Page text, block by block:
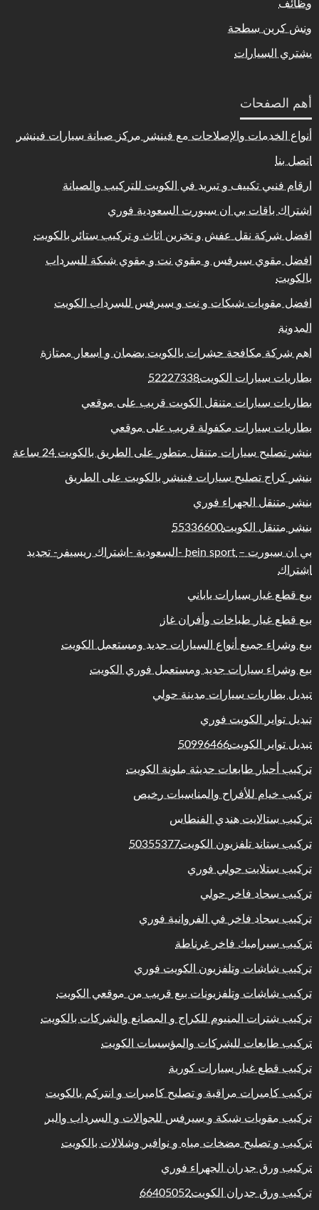
وظائف
ونش كرين سطحة
يشتري السيارات
أهم الصفحات
أنواع الخدمات والإصلاحات مع فينشر مركز صيانة سيارات فينشر
اتصل بنا
ارقام فنيي تكييف و تبريد في الكويت للتركيب والصيانة
اشتراك باقات بي ان سبورت السعودية فوري
افضل شركة نقل عفش و تخزين اثاث و تركيب ستائر بالكويت
افضل مقوي سيرفس و مقوي نت و مقوي شبكة للسرداب
بالكويت
افضل مقويات شبكات و نت و سيرفس للسرداب الكويت
المدونة
اهم شركة مكافحة حشرات بالكويت بضمان و اسعار ممتازة
بطاريات سيارات الكويت52227338
بطاريات سيارات متنقل الكويت قريب على موقعي
بطاريات سيارات مكفولة قريب على موقعي
بنشر تصليح سيارات متنقل متطور على الطريق بالكويت 24 ساعة
بنشر كراج تصليح سيارات فينشر بالكويت على الطريق
بنشر متنقل الجهراء فوري
بنشر متنقل الكويت55336600
بي ان سبورت – bein sport -السعودية -اشتراك ريسيفر- تجديد
اشتراك
بيع قطع غيار سيارات ياباني
بيع قطع غيار طباخات وأفران غاز
بيع وشراء جميع أنواع السيارات جديد ومستعمل الكويت
بيع وشراء سيارات جديد ومستعمل فوري الكويت
تبديل بطاريات سيارات مدينة حولي
تبديل تواير الكويت فوري
تبديل تواير الكويت50996466
تركيب أحبار طابعات حديثة ملونة الكويت
تركيب خيام للأفراح والمناسبات رخيص
تركيب ستالايت هندي الفنطاس
تركيب ستاند تلفزيون الكويت50355377
تركيب ستلايت حولي فوري
تركيب سجاد فاخر حولي
تركيب سجاد فاخر في الفروانية فوري
تركيب سيراميك فاخر غرناطة
تركيب شاشات وتلفزيون الكويت فوري
تركيب شاشات وتلفزيونات بيع قريب من موقعي الكويت
تركيب شترات المنيوم للكراج و المصانع والشركات بالكويت
تركيب طابعات للشركات والمؤسسات الكويت
تركيب قطع غيار سيارات كورية
تركيب كاميرات مراقبة و تصليح كاميرات و انتركم بالكويت
تركيب مقويات شبكة و سيرفس للجوالات و السرداب والبر
تركيب و تصليح مضخات مياه و نوافير وشلالات بالكويت
تركيب ورق جدران الجهراء فوري
تركيب ورق جدران الكويت66405052